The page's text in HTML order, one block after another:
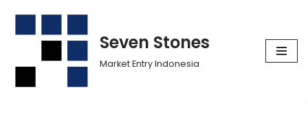
Siirry
sisältöön
Seven Stones
Market Entry Indonesia